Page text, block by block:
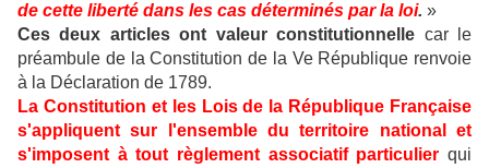
de cette liberté dans les cas déterminés par la loi. »
Ces deux articles ont valeur constitutionnelle car le
préambule de la Constitution de la Ve République renvoie
à la Déclaration de 1789.
La Constitution et les Lois de la République Française
s'appliquent sur l'ensemble du territoire national et
s'imposent à tout règlement associatif particulier qui